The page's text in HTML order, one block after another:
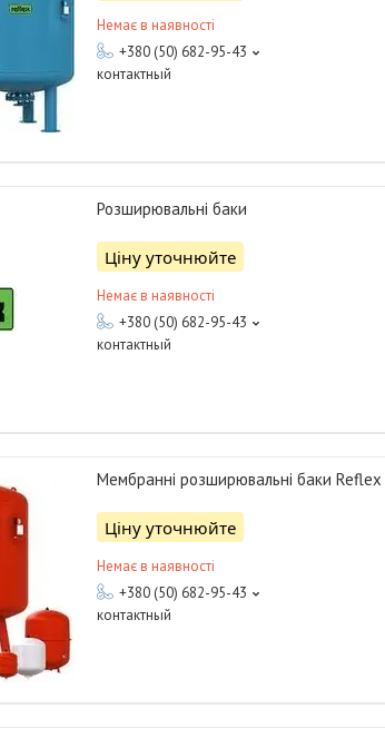
Немає в наявності
+380 (50) 682-95-43
контактный
Розширювальні баки
Ціну уточнюйте
Немає в наявності
+380 (50) 682-95-43
контактный
Мембранні розширювальні баки Reflex
Ціну уточнюйте
Немає в наявності
+380 (50) 682-95-43
контактный